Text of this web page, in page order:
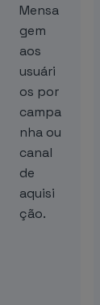
Mensa
gem
aos
usuári
os por
campa
nha ou
canal
de
aquisi
ção.